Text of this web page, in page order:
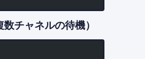
チャネルの待機）